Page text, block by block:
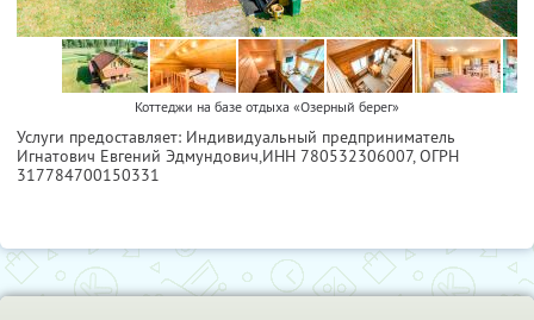
Коттеджи на базе отдыха «Озерный берег»
Услуги предоставляет: Индивидуальный предприниматель
Игнатович Евгений Эдмундович,ИНН 780532306007, ОГРН
317784700150331